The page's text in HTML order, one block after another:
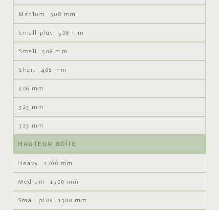
508 mm
508 mm
508 mm
406 mm
406 mm
323 mm
323 mm
HAUTEUR BOÎTE
1700 mm
1500 mm
1300 mm